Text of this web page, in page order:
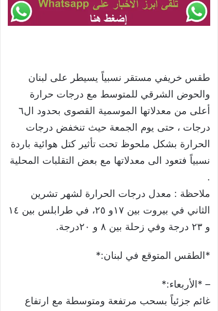
طقس خريفي مستقر نسبياً يسيطر على لبنان
والحوض الشرقي للمتوسط مع درجات حرارة
أعلى من معدلاتها الموسمية القصوى بحدود ال٦
درجات ، حتى يوم الجمعة حيث تنخفض درجات
الحرارة بشكل ملحوظ تحت تأثير كتل هوائية باردة
نسبياً فتعود الى معدلاتها مع بعض التقلبات المحلية
.
ملاحظة : معدل درجات الحرارة لشهر تشرين
الثاني في بيروت بين ١٧و ٢٥، في طرابلس بين ١٤
و ٢٣ درجة وفي زحلة بين ٨ و ٢٠درجة.
*الطقس المتوقع في لبنان:*
– *الأربعاء:*
غائم جزئياً بسحب مرتفعة ومتوسطة مع ارتفاع